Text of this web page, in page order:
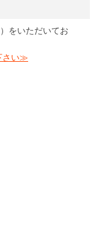
をいただいてお
さい≫